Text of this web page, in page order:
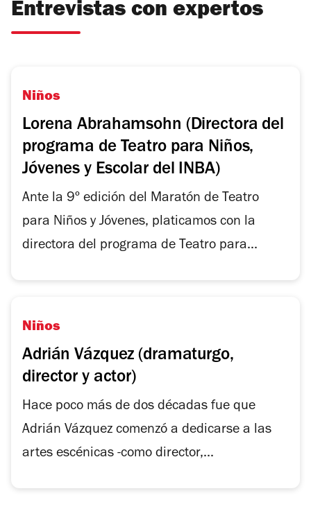
Entrevistas con expertos
Niños
Lorena Abrahamsohn (Directora del
programa de Teatro para Niños,
Jóvenes y Escolar del INBA)
Ante la 9º edición del Maratón de Teatro
para Niños y Jóvenes, platicamos con la
directora del programa de Teatro para...
Niños
Adrián Vázquez (dramaturgo,
director y actor)
Hace poco más de dos décadas fue que
Adrián Vázquez comenzó a dedicarse a las
artes escénicas -como director,...